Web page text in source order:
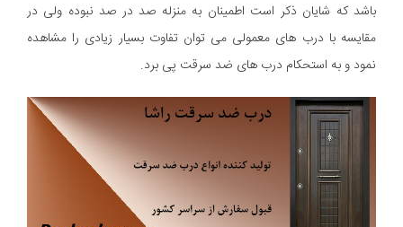
باشد که شایان ذکر است اطمینان به منزله صد در صد نبوده ولی در
مقایسه با درب های معمولی می توان تفاوت بسیار زیادی را مشاهده
نمود و به استحکام درب های ضد سرقت پی برد.